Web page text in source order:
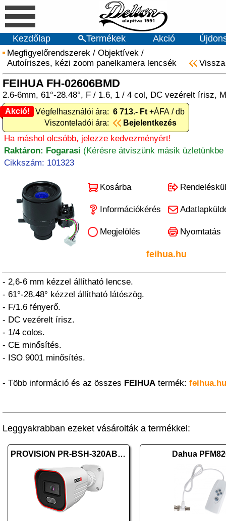
Kezdőlap Termékek Akció
Megfigyelőrendszerek / Objektívek /
Autoíriszes, kézi zoom panelkamera lencsék
Vissza
FEIHUA FH-02606BMD
2.6-6mm, 61°-28.48°, F / 1.6, 1 / 4 col, DC vezérelt írisz,
Akció!
Akció! Végfelhasználói ára: 6 713.- Ft +ÁFA / db
Viszonteladói ára:
Bejelentkezés
Ha máshol olcsóbb, jelezze kedvezményért!
Raktáron: Fogarasi (Kérésre átviszünk másik üzletünkbe
Cikkszám: 101323
Kosárba
Információkérés
Megjelölés Nyomtatás
feihua.hu
- 2,6-6 mm kézzel állítható lencse.
- 61°-28.48° kézzel állítható látószög.
- F/1.6 fényerő.
- DC vezérelt írisz.
- 1/4 colos.
- CE minősítés.
- ISO 9001 minősítés.
- Több információ és az összes FEIHUA termék: feihua.hu
Leggyakrabban ezeket vásárolták a termékkel:
PROVISION PR-BSH-320AB-28 Dahua